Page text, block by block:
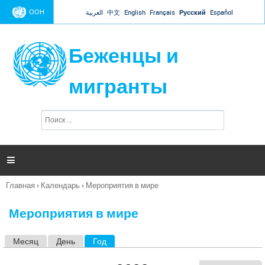
Jump to navigation
ООН العربية 中文 English Français Русский Español
Беженцы и
мигранты
п
и

Вы
Главная › Календарь › Мероприятия в мире
Мероприятия в мире
Месяц День Год